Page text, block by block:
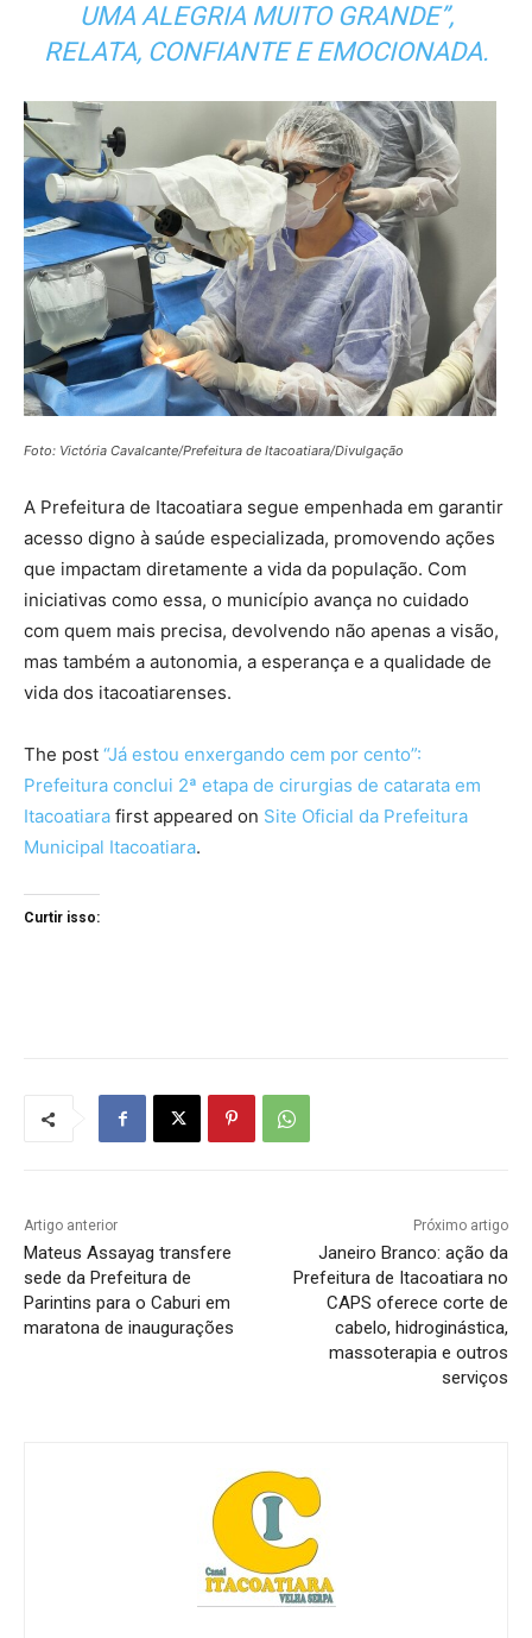
UMA ALEGRIA MUITO GRANDE”,
RELATA, CONFIANTE E EMOCIONADA.
Foto: Victória Cavalcante/Prefeitura de Itacoatiara/Divulgação
A Prefeitura de Itacoatiara segue empenhada em garantir
acesso digno à saúde especializada, promovendo ações
que impactam diretamente a vida da população. Com
iniciativas como essa, o município avança no cuidado
com quem mais precisa, devolvendo não apenas a visão,
mas também a autonomia, a esperança e a qualidade de
vida dos itacoatiarenses.
The post “Já estou enxergando cem por cento”:
Prefeitura conclui 2ª etapa de cirurgias de catarata em
Itacoatiara first appeared on Site Oficial da Prefeitura
Municipal Itacoatiara.
Curtir isso:
Artigo anterior
Mateus Assayag transfere
sede da Prefeitura de
Parintins para o Caburi em
maratona de inaugurações
Próximo artigo
Janeiro Branco: ação da
Prefeitura de Itacoatiara no
CAPS oferece corte de
cabelo, hidroginástica,
massoterapia e outros
serviços